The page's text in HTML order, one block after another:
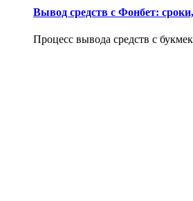
Вывод средств с Фонбет:
Процесс вывода средств с